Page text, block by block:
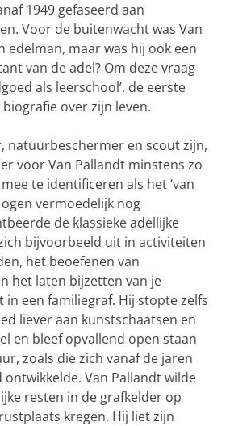
1949 gefaseerd aan
Voor de buitenwacht was Van
edelman, maar was hij ook een
van de adel? Om deze vraag
als leerschool’, de eerste
over zijn leven.
natuurbeschermer en scout zijn,
voor Van Pallandt minstens zo
te identificeren als het ‘van
ogen vermoedelijk nog
de klassieke adellijke
bijvoorbeeld uit in activiteiten
het beoefenen van
het laten bijzetten van je
een familiegraf. Hij stopte zelfs
liever aan kunstschaatsen en
en bleef opvallend open staan
zoals die zich vanaf de jaren
Van Pallandt wilde
resten in de grafkelder op
kregen. Hij liet zijn